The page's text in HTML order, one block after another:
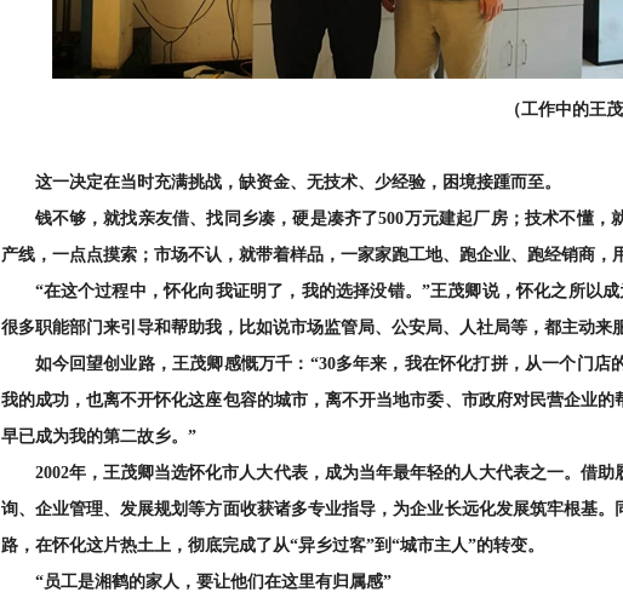
（工作中的王茂
这一决定在当时充满挑战，缺资金、无技术、少经验，困境接踵而至。
钱不够，就找亲友借、找同乡凑，硬是凑齐了500万元建起厂房；技术不懂
产线，一点点摸索；市场不认，就带着样品，一家家跑工地、跑企业、跑经销商，
“在这个过程中，怀化向我证明了，我的选择没错。”王茂卿说，怀化之所以
很多职能部门来引导和帮助我，比如说市场监管局、公安局、人社局等，都主动来
如今回望创业路，王茂卿感慨万千：“30多年来，我在怀化打拼，从一个门
我的成功，也离不开怀化这座包容的城市，离不开当地市委、市政府对民营企业
早已成为我的第二故乡。”
2002年，王茂卿当选怀化市人大代表，成为当年最年轻的人大代表之一。借
询、企业管理、发展规划等方面收获诸多专业指导，为企业长远化发展筑牢根基
路，在怀化这片热土上，彻底完成了从“异乡过客”到“城市主人”的转变。
“员工是湘鹤的家人，要让他们在这里有归属感”